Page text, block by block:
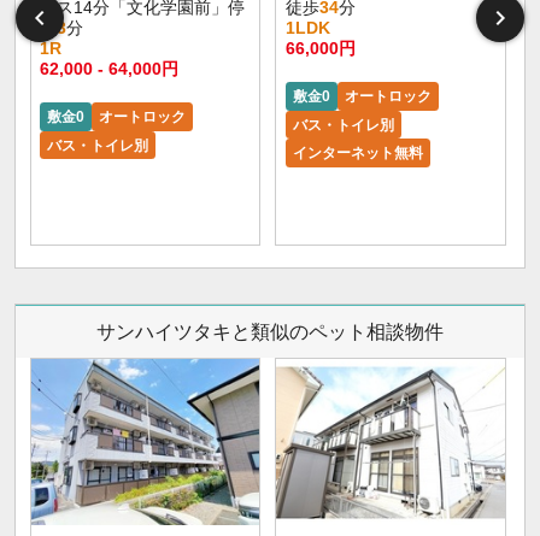
バス14分「文化学園前」停
歩 3分
1R
62,000 - 64,000円
敷金0
オートロック
バス・トイレ別
徒歩34分
1LDK
66,000円
敷金0
オートロック
バス・トイレ別
インターネット無料
サンハイツタキと類似のペット相談物件